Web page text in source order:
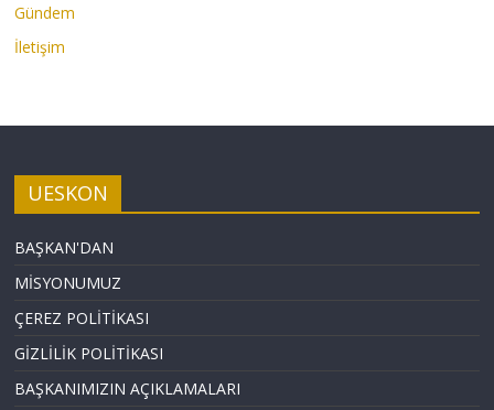
Gündem
İletişim
UESKON
BAŞKAN'DAN
MİSYONUMUZ
ÇEREZ POLİTİKASI
GİZLİLİK POLİTİKASI
BAŞKANIMIZIN AÇIKLAMALARI